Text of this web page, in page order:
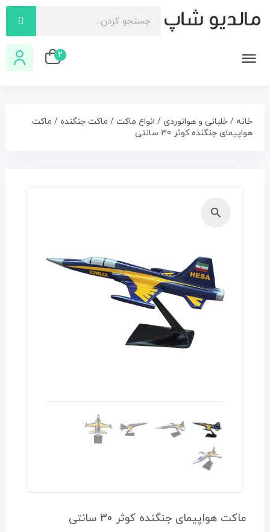
2
خانه / خلبانی و هوانوردی/ انواع ماکت/ ماکت جنگنده/ ماکت
هواپیمای جنگنده کوثر 30 سانتی
ماکت هواپیمای جنگنده کوثر 30 سانتی